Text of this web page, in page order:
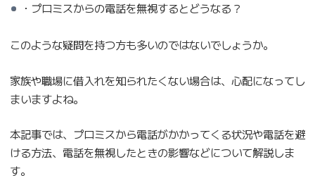
・プロミスからの電話を無視するとどうなる？
このような疑問を持つ方も多いのではないでしょうか。
家族や職場に借入れを知られたくない場合は、心配になってし
まいますよね。
本記事では、プロミスから電話がかかってくる状況や電話を避
ける方法、電話を無視したときの影響などについて解説しま
す。